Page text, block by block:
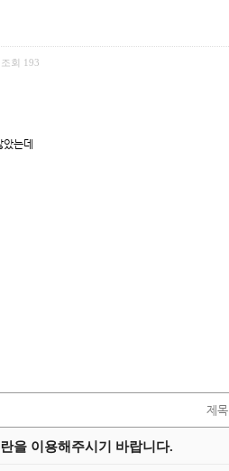
조회 193
는데
제목
을 이용해주시기 바랍니다.